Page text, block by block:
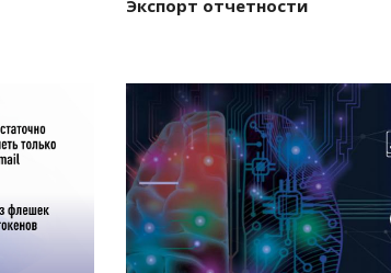
Экспорт отчетности
Смотреть проект